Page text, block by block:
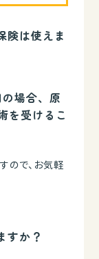
険は使えま
場合、原
を受けるこ
ので、お気軽
すか？